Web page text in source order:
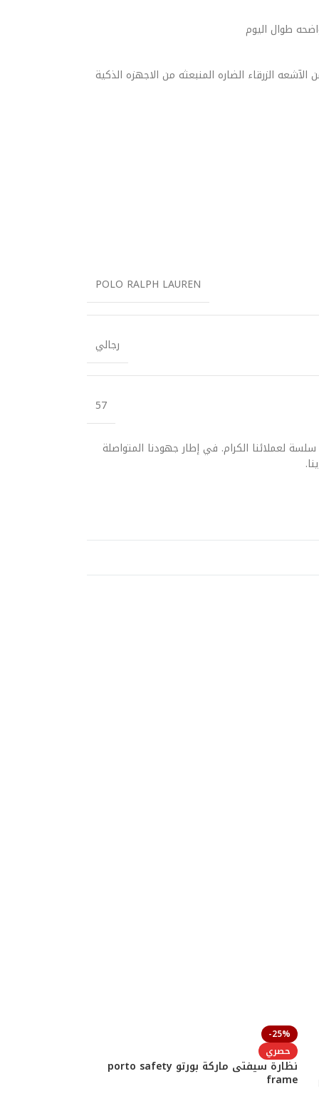
طوال اليوم
الزرقاء الضاره المنبعثه من الاجهزه الذكية
POLO RALPH LAUREN
رجالي
57
لعملائنا الكرام. في إطار جهودنا المتواصلة
-25%
حصري
نظارة سيفتى ماركة بورتو porto safety
frame